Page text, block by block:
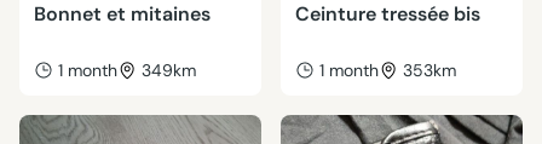
Bonnet et mitaines
1 month 349km
Ceinture tressée bis
1 month 353km